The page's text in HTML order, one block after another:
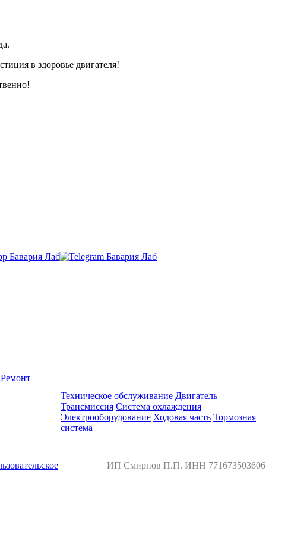
в здоровье двигателя!
Ремонт
Техническое обслуживание Двигатель
Трансмиссия Система охлаждения
Электрооборудование Ходовая часть Тормозная
система
ИП Смирнов П.П. ИНН 771673503606